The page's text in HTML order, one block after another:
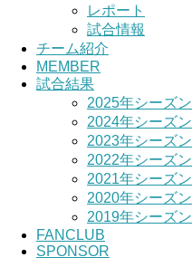
レポート
試合情報
チーム紹介
MEMBER
試合結果
2025年シーズン
2024年シーズン
2023年シーズン
2022年シーズン
2021年シーズン
2020年シーズン
2019年シーズン
FANCLUB
SPONSOR